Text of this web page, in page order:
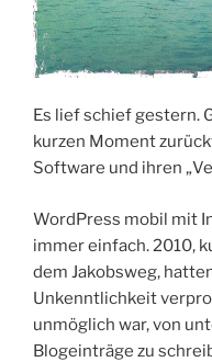
Es lief schief gestern.
kurzen Moment
Software und ihren
WordPress mobil mit
immer einfach. 2010,
dem Jakobsweg,
Unkenntlichkeit
unmöglich war, von
Blogeinträge zu